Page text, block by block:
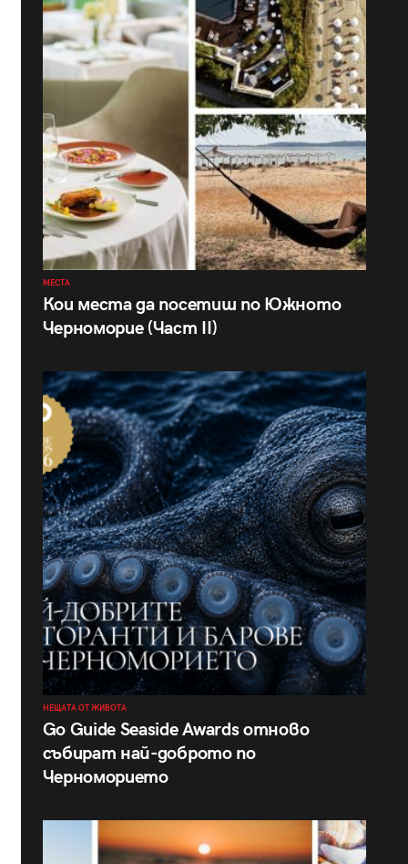
МЕСТА
Кои места да посетиш по Южното
Черноморие (Част II)
НЕЩАТА ОТ ЖИВОТА
Go Guide Seaside Awards отново
събират най-доброто по
Черноморието